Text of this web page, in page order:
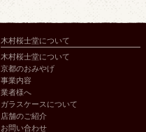
木村桜士堂について
木村桜士堂について
京都のおみやげ
事業内容
業者様へ
ガラスケースについて
店舗のご紹介
お問い合わせ